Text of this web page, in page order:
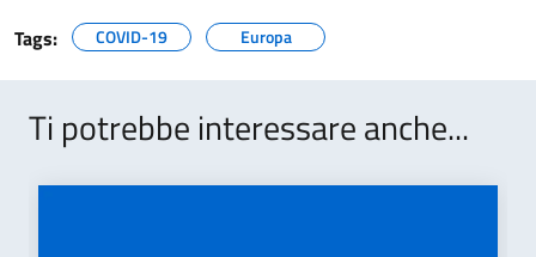
Tags:
COVID-19 Europa
Ti potrebbe interessare anche...